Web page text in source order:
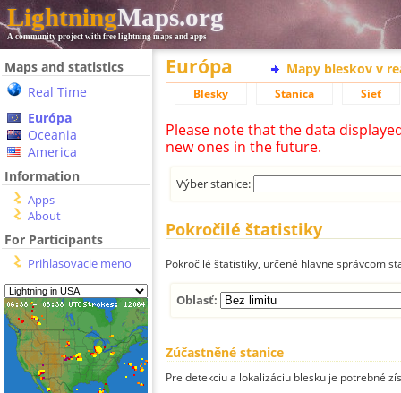
LightningMaps.org
A community project with free lightning maps and apps
Maps and statistics
Real Time
Európa
Oceania
America
Information
Apps
About
For Participants
Prihlasovacie meno
Európa Mapy bleskov v
Blesky Stanica Sieť
Please note that the data
new ones in the future.
Výber stanice:
Pokročilé štatistiky
Pokročilé štatistiky, určené hlavne správcom
Oblasť:
Zúčastněné stanice
Pre detekciu a lokalizáciu blesku je potrebné